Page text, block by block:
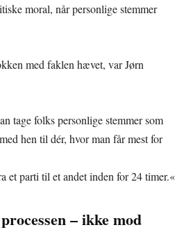
moral, når personlige stemmer
med faklen hævet, var Jørn
tage folks personlige stemmer som
hen til dér, hvor man får mest for
et parti til et andet inden for 24 timer.«
– ikke mod